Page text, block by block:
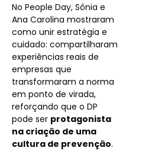
No People Day, Sônia e
Ana Carolina mostraram
como unir estratégia e
cuidado: compartilharam
experiências reais de
empresas que
transformaram a norma
em ponto de virada,
reforçando que o DP
pode ser protagonista
na criação de uma
cultura de prevenção.